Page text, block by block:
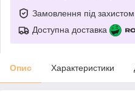
Замовлення під захистом
Доступна доставка
Опис Характеристики